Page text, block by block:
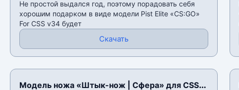
Не простой выдался год, поэтому порадовать себя
хорошим подарком в виде модели Pist Elite «CS:GO»
For CSS v34 будет
Скачать
Модель ножа «Штык-нож | Сфера» для CSS